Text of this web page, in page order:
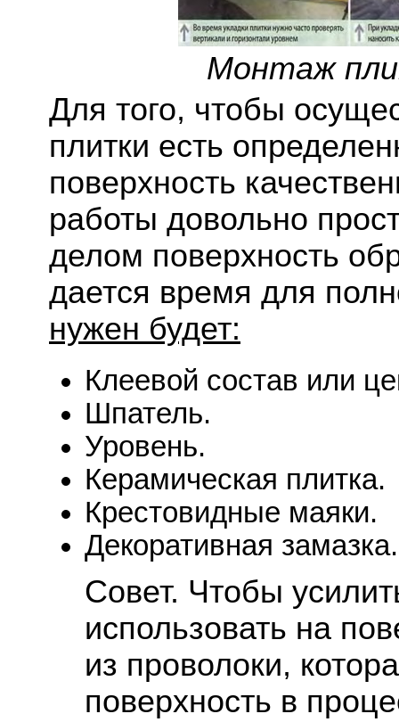
Монтаж
Для того, чтобы
плитки есть
поверхность
работы довольно
делом поверхность
дается время для
нужен будет:
Клеевой состав или
Шпатель.
Уровень.
Керамическая плитка.
Крестовидные маяки.
Декоративная замазка.
Совет. Чтобы
использовать на
из проволоки,
поверхность в